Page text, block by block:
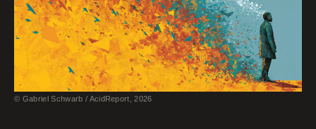
© Gabriel Schwarb / AcidReport, 2026